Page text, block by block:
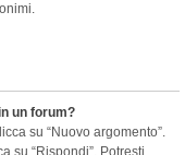
un forum?
su “Nuovo argomento”.
su “Rispondi”. Potresti